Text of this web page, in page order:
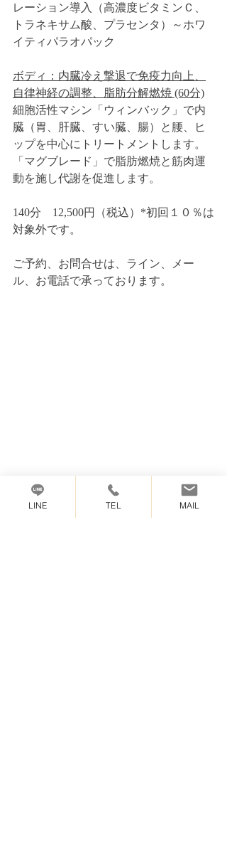
レーション導入（高濃度ビタミンＣ、
トラネキサム酸、プラセンタ）～ホワ
イティパラオパック
ボディ：内臓冷え撃退で免疫力向上、
自律神経の調整、脂肪分解燃焼 (60分)
細胞活性マシン「ウィンバック」で内
臓（胃、肝臓、すい臓、腸）と腰、ヒ
ップを中心にトリートメントします。
「マグブレード」で脂肪燃焼と筋肉運
動を施し代謝を促進します。
140分　12,500円（税込）*初回１０％は
対象外です。
ご予約、お問合せは、ライン、メー
ル、お電話で承っております。
キャンペーン
LINE TEL MAIL